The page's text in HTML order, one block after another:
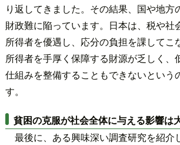
り返してきました。その結果、国や地方
財政難に陥っています。日本は、税や社
所得者を優遇し、応分の負担を課してこ
所得者を手厚く保障する財源が乏しく、
仕組みを整備することもできないという
す。
貧困の克服が社会全体に与える影響は
最後に、ある興味深い調査研究を紹介